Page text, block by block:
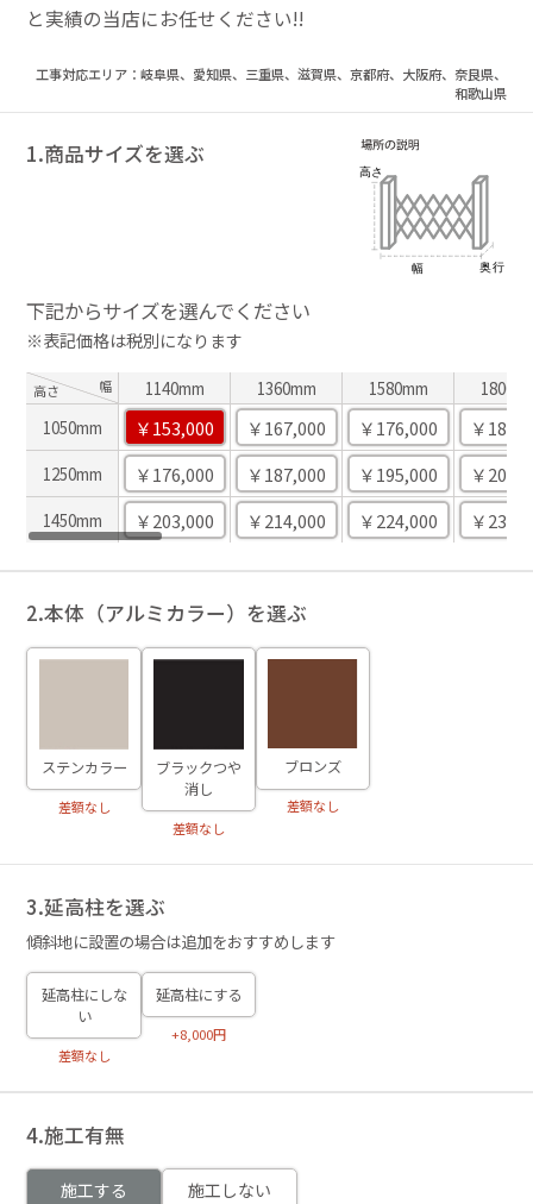
と実績の当店にお任せください!!
工事対応エリア：岐阜県、愛知県、三重県、滋賀県、京都府、大阪府、奈良県、
和歌山県
1.商品サイズを選ぶ
下記からサイズを選んでください
※表記価格は税別になります
高さ 幅 1140mm 1360mm 1580mm
1050mm
￥153,000 ￥167,000 ￥176,000 ￥
1250mm ￥176,000 ￥187,000 ￥195,000 ￥
1450mm ￥203,000 ￥214,000 ￥224,000 ￥
2.本体（アルミカラー）を選ぶ
ステンカラー
差額なし
ブラックつや
消し
差額なし
ブロンズ
差額なし
3.延高柱を選ぶ
傾斜地に設置の場合は追加をおすすめします
延高柱にしな
い
差額なし
延高柱にする
+8,000円
4.施工有無
施工する 施工しない